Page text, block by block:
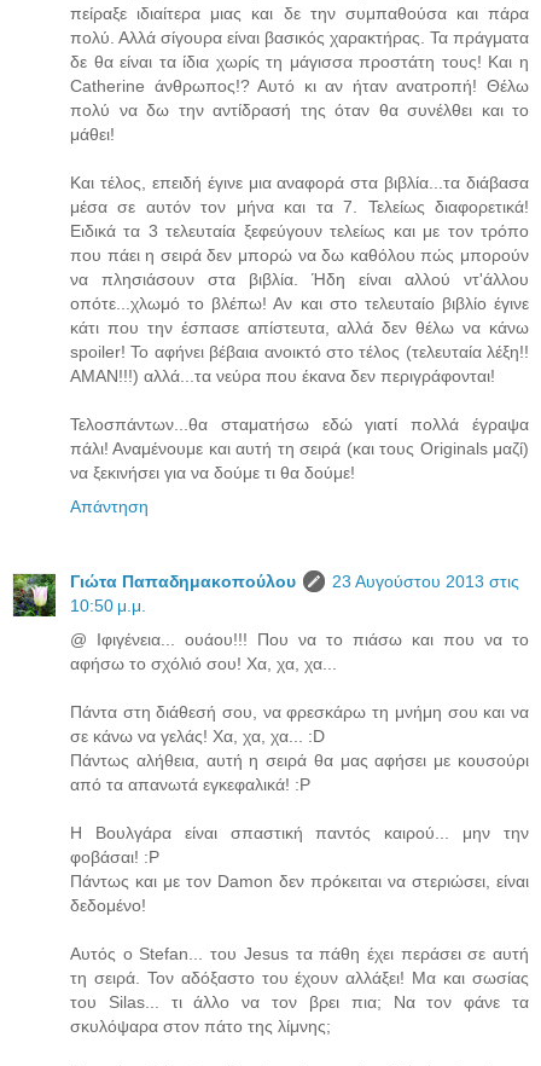
πείραξε ιδιαίτερα μιας και δε την συμπαθούσα και πάρα
πολύ. Αλλά σίγουρα είναι βασικός χαρακτήρας. Τα πράγματα
δε θα είναι τα ίδια χωρίς τη μάγισσα προστάτη τους! Και η
Catherine άνθρωπος!? Αυτό κι αν ήταν ανατροπή! Θέλω
πολύ να δω την αντίδρασή της όταν θα συνέλθει και το
μάθει!
Και τέλος, επειδή έγινε μια αναφορά στα βιβλία...τα διάβασα
μέσα σε αυτόν τον μήνα και τα 7. Τελείως διαφορετικά!
Ειδικά τα 3 τελευταία ξεφεύγουν τελείως και με τον τρόπο
που πάει η σειρά δεν μπορώ να δω καθόλου πώς μπορούν
να πλησιάσουν στα βιβλία. Ήδη είναι αλλού ντ'άλλου
οπότε...χλωμό το βλέπω! Αν και στο τελευταίο βιβλίο έγινε
κάτι που την έσπασε απίστευτα, αλλά δεν θέλω να κάνω
spoiler! Το αφήνει βέβαια ανοικτό στο τέλος (τελευταία λέξη!!
ΑΜΑΝ!!!) αλλά...τα νεύρα που έκανα δεν περιγράφονται!
Τελοσπάντων...θα σταματήσω εδώ γιατί πολλά έγραψα
πάλι! Αναμένουμε και αυτή τη σειρά (και τους Originals μαζί)
να ξεκινήσει για να δούμε τι θα δούμε!
Απάντηση
Γιώτα Παπαδημακοπούλου
23 Αυγούστου 2013 στις
10:50 μ.μ.
@ Ιφιγένεια... ουάου!!! Που να το πιάσω και που να το
αφήσω το σχόλιό σου! Χα, χα, χα...
Πάντα στη διάθεσή σου, να φρεσκάρω τη μνήμη σου και να
σε κάνω να γελάς! Χα, χα, χα... :D
Πάντως αλήθεια, αυτή η σειρά θα μας αφήσει με κουσούρι
από τα απανωτά εγκεφαλικά! :P
H Βουλγάρα είναι σπαστική παντός καιρού... μην την
φοβάσαι! :P
Πάντως και με τον Damon δεν πρόκειται να στεριώσει, είναι
δεδομένο!
Αυτός ο Stefan... του Jesus τα πάθη έχει περάσει σε αυτή
τη σειρά. Τον αδόξαστο του έχουν αλλάξει! Μα και σωσίας
του Silas... τι άλλο να τον βρει πια; Να τον φάνε τα
σκυλόψαρα στον πάτο της λίμνης;